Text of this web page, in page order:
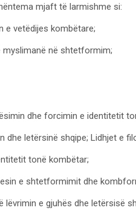
mjaft të larmishme si:
e vetëdijes kombëtare;
myslimanë në shtetformim;
dhe forcimin e identitetit
dhe letërsinë shqipe; Lidhjet e
tonë kombëtar;
e shtetformimit dhe
lëvrimin e gjuhës dhe letërsisë